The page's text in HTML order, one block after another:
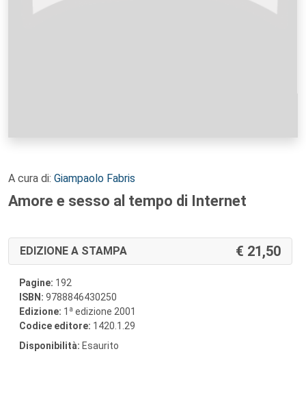
A cura di: Giampaolo Fabris
Amore e sesso al tempo di Internet
EDIZIONE A STAMPA 21,50
Pagine: 192
ISBN: 9788846430250
Edizione: 1 a edizione 2001
Codice editore: 1420.1.29
Disponibilità: Esaurito